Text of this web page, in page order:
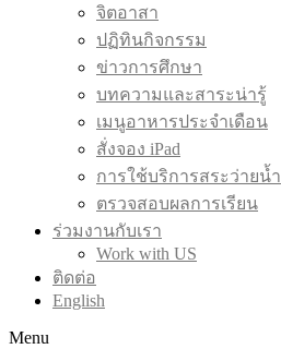
จิตอาสา
ปฏิทินกิจกรรม
ข่าวการศึกษา
บทความและสาระน่ารู้
เมนูอาหารประจำเดือน
สั่งจอง iPad
การใช้บริการสระว่ายน้ำ
ตรวจสอบผลการเรียน
ร่วมงานกับเรา
Work with US
ติดต่อ
English
Menu